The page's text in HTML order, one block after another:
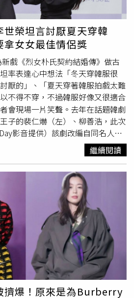
自己的色調持妝凝露。GUERLAIN
妝凝露：第一種，添加白金
綠色的反射光適合容易泛紅的冷色
金(YELLOE GOLD)，可提亮中性
玫瑰金(PINK GOLD)，特別針對暖
加上超保濕的滿滿玻尿酸水潤感
妝光澤、持久保濕。再擦上最接近
精華粉底或 24K 純金持久無瑕粉
能呈現平衡的色彩——更易反射光
／黃筱婷攝）GUERLAIN嬌蘭全新
出三色，裏頭超級細緻的白金、黃
出光澤質感！（圖／黃筱婷攝）有
非常有巧思，瓶身融合了奢華質感
針。透明玻璃瓶身讓漂浮在透明凝
金色金箔完全展現耀眼無比的光
標準，從而減少了生產鏈對環境的
身採用 10% 回收玻璃製成、壓頭
GUERLAIN 24K 純金保濕持妝凝露
／黃筱婷攝）
變成一人養全公司的厲害藝人。而
售上，Lotte On憑藉著李孝利的高
加了30％，Reebok外套銷售額也
世榮坦言討厭夏天穿韓
女女最佳情侶獎
戲《烈女朴氏契約結婚傳》做古
率表達心中想法「冬天穿韓服很
厭的」、「夏天穿著韓服拍戲太難
不得不穿，不過韓服好像又很適合
會現場一片笑聲。去年在話題韓劇
子的裴仁爀（左）、柳善浩，此次
影音提供）該劇改編自同名人氣
名大齡女子，在成親初夜就變成寡
上和古代丈夫長得一模一樣的單身
擔綱領銜主演是否會有壓力時表
說自己好像帶著更大的責任感去拍
導演、編劇一起製作內容的過程讓
話題韓劇《王后傘下》飾演嫡系王
次再度成為兄弟，裴仁爀表示在前
合的機會，這次不僅在私底下變得
中從創意豐富的柳善皓身上得到很
己是在聽說裴仁爀會出演本劇後才
一起合作，拍攝期間也一直都很開
《非常律師禹英禑》飾演「董格拉
繼續閱讀
擠爆！原來是為Burberry